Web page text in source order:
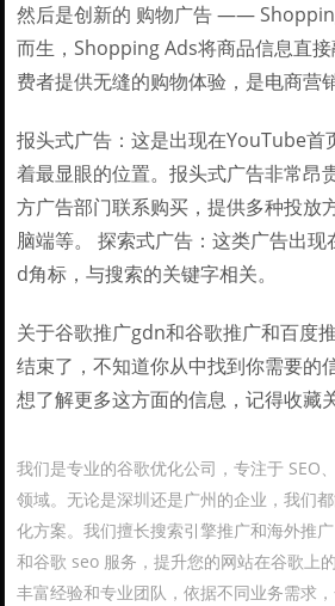
然后是创新的 购物广告 ——
而生，Shopping Ads将商品信息直
费者提供无缝的购物体验，是电商营
报头式广告：这是出现在YouTube首
着最显眼的位置。报头式广告非常昂
方广告部门联系购买，提供多种投放
脑端等。 探索式广告：这类广告出
d角标，与搜索的关键字相关。
关于谷歌推广gdn和谷歌推广和百度
结束了，不知道你从中找到你需要的
想了解更多这方面的信息，记得收藏
我们是专业的谷歌优化公司，专注于 SEO
领域。无论是深圳还是广州的企业，我们
化方案。我们擅长搜索引擎推广和海外推
和谷歌 seo 服务，提升您的网站在谷歌上
丰富经验和专业团队，依据不同业务需求